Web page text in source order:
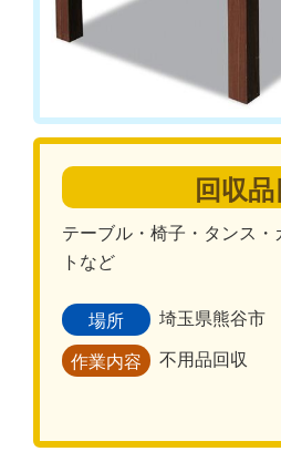
回収品
テーブル・椅子・タンス・
トなど
場所 埼玉県熊谷市
作業内容 不用品回収